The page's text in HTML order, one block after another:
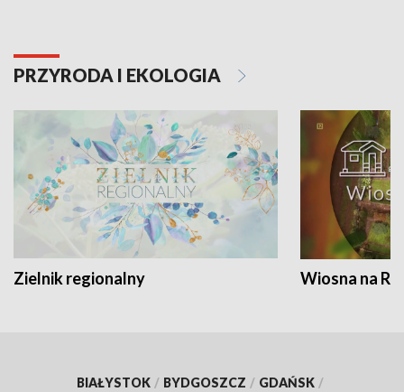
PRZYRODA I EKOLOGIA
Zielnik regionalny Wiosna na
BIAŁYSTOK / BYDGOSZCZ / GDAŃSK /